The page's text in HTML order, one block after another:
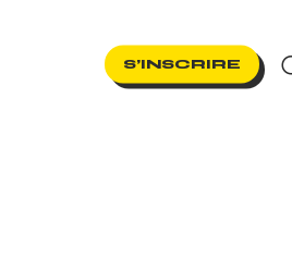
S’INSCRIRE